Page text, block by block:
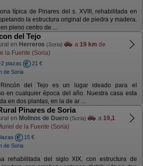
típica de Pinares del s. XVIII, rehabilitada en
la estructura original de piedra y madera.
pleno centro de ...
del Tejo
en Herreros (Soria) a 19 km de
la Fuente (Soria)
plazas
21 €
de Soria
del Tejo es un lugar ideado para el
en cualquier época del año. Nuestra casa esta
en dos plantas, en la de ar ...
Pinares de Soria
en Molinos de Duero (Soria) a 19,1
de la Fuente (Soria)
15 €
de Soria
rehabilitada del siglo XIX, con estructura de